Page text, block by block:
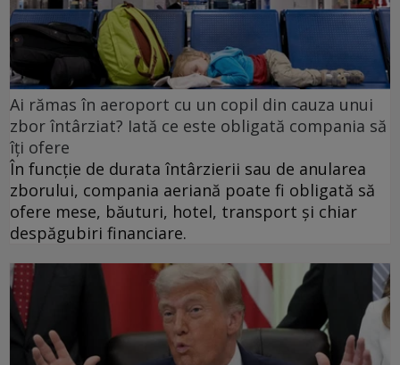
Ai rămas în aeroport cu un copil din cauza unui
zbor întârziat? Iată ce este obligată compania să
îți ofere
În funcție de durata întârzierii sau de anularea
zborului, compania aeriană poate fi obligată să
ofere mese, băuturi, hotel, transport și chiar
despăgubiri financiare.